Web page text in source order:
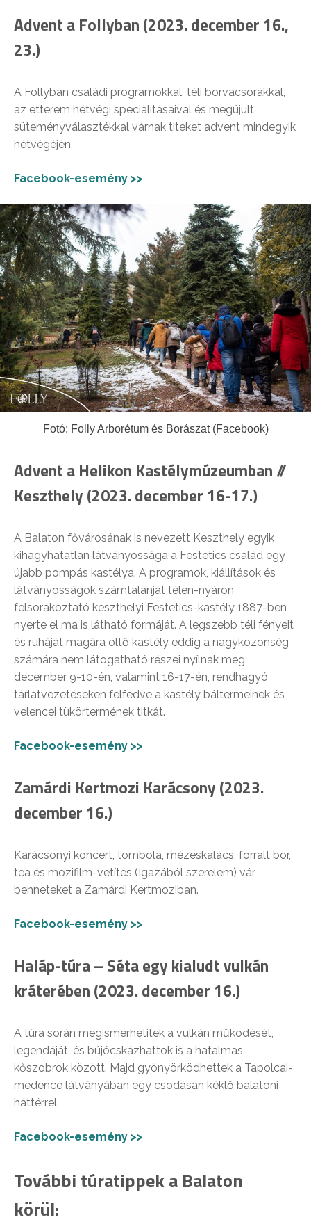
Advent a Follyban (2023. december 16.,
23.)
A Follyban családi programokkal, téli borvacsorákkal,
az étterem hétvégi specialitásaival és megújult
süteményválasztékkal várnak titeket advent mindegyik
hétvégéjén.
Facebook-esemény >>
Fotó: Folly Arborétum és Borászat (Facebook)
Advent a Helikon Kastélymúzeumban //
Keszthely (2023. december 16-17.)
A Balaton fővárosának is nevezett Keszthely egyik
kihagyhatatlan látványossága a Festetics család egy
újabb pompás kastélya. A programok, kiállítások és
látványosságok számtalanját télen-nyáron
felsorakoztató keszthelyi Festetics-kastély 1887-ben
nyerte el ma is látható formáját. A legszebb téli fényeit
és ruháját magára öltő kastély eddig a nagyközönség
számára nem látogatható részei nyílnak meg
december 9-10-én, valamint 16-17-én, rendhagyó
tárlatvezetéseken felfedve a kastély báltermeinek és
velencei tükörtermének titkát.
Facebook-esemény >>
Zamárdi Kertmozi Karácsony (2023.
december 16.)
Karácsonyi koncert, tombola, mézeskalács, forralt bor,
tea és mozifilm-vetítés (Igazából szerelem) vár
benneteket a Zamárdi Kertmoziban.
Facebook-esemény >>
Haláp-túra – Séta egy kialudt vulkán
kráterében (2023. december 16.)
A túra során megismerhetitek a vulkán működését,
legendáját, és bújócskázhattok is a hatalmas
kőszobrok között. Majd gyönyörködhettek a Tapolcai-
medence látványában egy csodásan kéklő balatoni
háttérrel.
Facebook-esemény >>
További túratippek a Balaton
körül: